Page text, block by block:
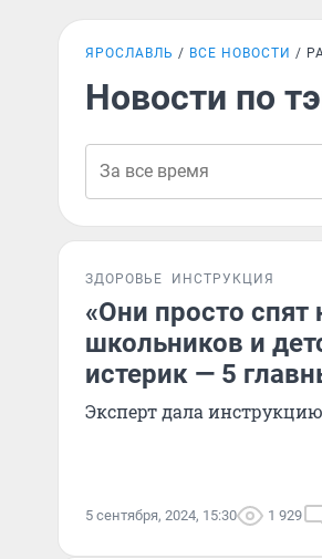
ЯРОСЛАВЛЬ ВСЕ НОВОСТИ
Новости по
ЗДОРОВЬЕ ИНСТРУКЦИЯ
«Они просто спят
школьников и
истерик — 5
Эксперт дала
5 сентября, 2024, 15:30 1 929